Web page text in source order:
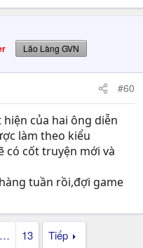
Lão Làng GVN
#60
của hai ông diễn
làm theo kiểu
có cốt truyện mới và
tuần rồi,đợi game
… 13 Tiếp